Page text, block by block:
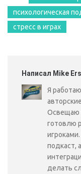
психологическая
стресс в играх
Написал Mike
Я
Освещаю
готовлю
подкаст,
делать